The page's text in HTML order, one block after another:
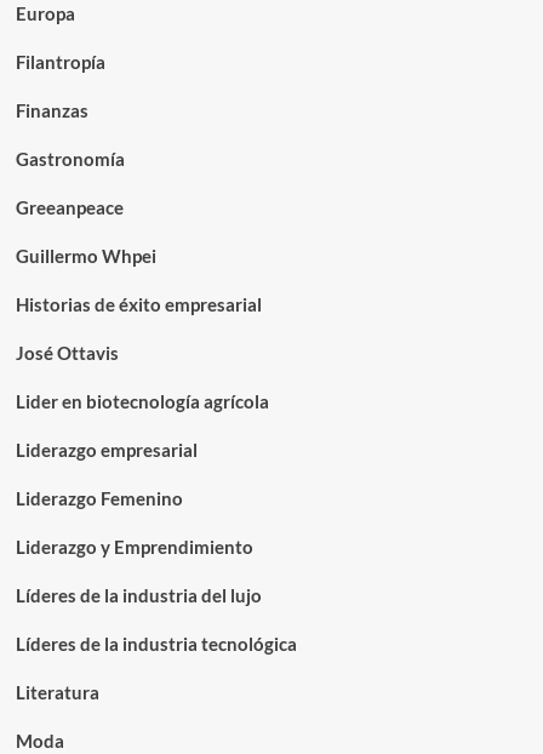
Europa
Filantropía
Finanzas
Gastronomía
Greeanpeace
Guillermo Whpei
Historias de éxito empresarial
José Ottavis
Lider en biotecnología agrícola
Liderazgo empresarial
Liderazgo Femenino
Liderazgo y Emprendimiento
Líderes de la industria del lujo
Líderes de la industria tecnológica
Literatura
Moda